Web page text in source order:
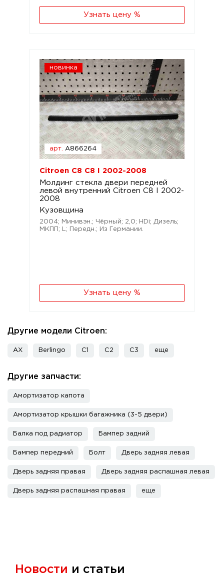
Узнать цену %
новинка
арт. A866264
Citroen C8 C8 I 2002-2008
Молдинг стекла двери передней
левой внутренний Citroen C8 I 2002-
2008
Кузовщина
2004; Минивэн.; Чёрный; 2,0; HDi; Дизель;
МКПП; L; Передн.; Из Германии.
Узнать цену %
Другие модели Citroen:
AX Berlingo C1 C2 C3 еще
Другие запчасти:
Амортизатор капота
Амортизатор крышки багажника (3-5 двери)
Балка под радиатор Бампер задний
Бампер передний Болт Дверь задняя левая
Дверь задняя правая Дверь задняя распашная левая
Дверь задняя распашная правая еще
Новости и статьи